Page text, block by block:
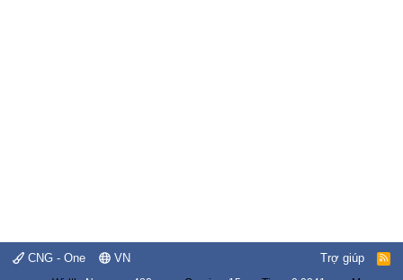
CNG - One VN Trợ giúp
R